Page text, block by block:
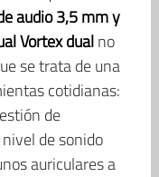
audio 3,5 mm y
Vortex dualno
se trata de una
cotidianas:
de
de sonido
auriculares a